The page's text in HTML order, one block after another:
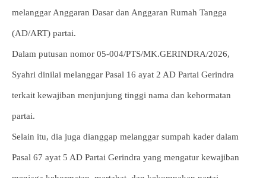
melanggar Anggaran Dasar dan Anggaran Rumah Tangga
(AD/ART) partai.
Dalam putusan nomor 05-004/PTS/MK.GERINDRA/2026,
Syahri dinilai melanggar Pasal 16 ayat 2 AD Partai Gerindra
terkait kewajiban menjunjung tinggi nama dan kehormatan
partai.
Selain itu, dia juga dianggap melanggar sumpah kader dalam
Pasal 67 ayat 5 AD Partai Gerindra yang mengatur kewajiban